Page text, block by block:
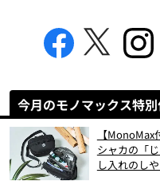
今月のモノマックス特
【
シャカの「
し入れのし